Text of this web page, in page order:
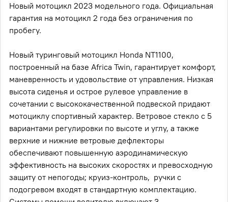
Новый мотоцикл 2023 модельного года. Официальная
гарантия на мотоцикл 2 года без ограничения по
пробегу.
Новый туринговый мотоцикл Honda NT1100,
построенный на базе Africa Twin, гарантирует комфорт,
маневренность и удовольствие от управления. Низкая
высота сиденья и острое рулевое управление в
сочетании с высококачественной подвеской придают
мотоциклу спортивный характер. Ветровое стекло с 5
вариантами регулировки по высоте и углу, а также
верхние и нижние ветровые дефлекторы
обеспечивают повышенную аэродинамическую
эффективность на высоких скоростях и превосходную
защиту от непогоды; круиз-контроль, ручки с
подогревом входят в стандартную комплектацию.